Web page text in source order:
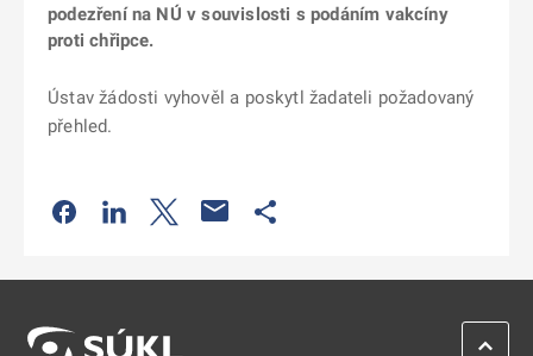
podezření na NÚ v souvislosti s podáním vakcíny
proti chřipce.
Ústav žádosti vyhověl a poskytl žadateli požadovaný
přehled.
Odkaz se otevře na nové kartě
Odkaz se otevře na nové kartě
Odkaz se otevře na nové kartě
ZPĚT